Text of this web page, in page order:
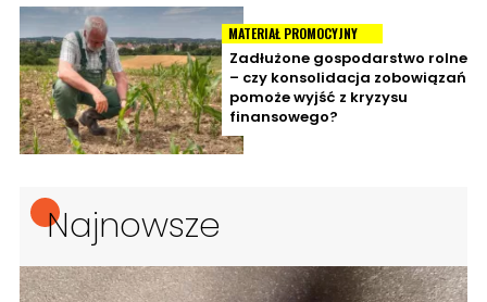
MATERIAŁ PROMOCYJNY
Zadłużone gospodarstwo rolne
– czy konsolidacja zobowiązań
pomoże wyjść z kryzysu
finansowego?
Najnowsze